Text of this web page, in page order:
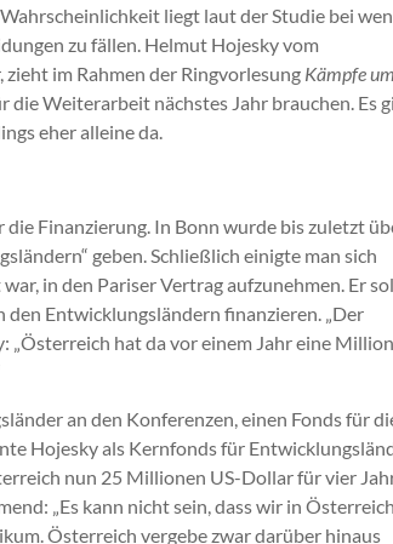
liegt laut der Studie bei
zu fällen. Helmut Hojesky vom
im Rahmen der Ringvorlesung Kämpfe
die Weiterarbeit nächstes Jahr brauchen. Es
eher alleine da.
Finanzierung. In Bonn wurde bis zuletzt
geben. Schließlich einigte man sich
in den Pariser Vertrag aufzunehmen. Er
den Entwicklungsländern finanzieren. „Der
„Österreich hat da vor einem Jahr eine
an den Konferenzen, einen Fonds für
Hojesky als Kernfonds für
nun 25 Millionen US-Dollar für vier
„Es kann nicht sein, dass wir in Österreich
Österreich vergebe zwar darüber hinaus